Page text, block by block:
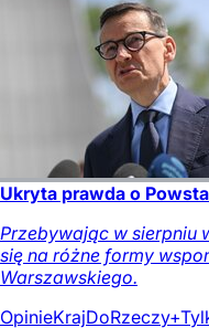
Ukryta prawda o
Przebywając w sierpniu
się na różne formy
Warszawskiego.
OpinieKrajDoRzeczy+